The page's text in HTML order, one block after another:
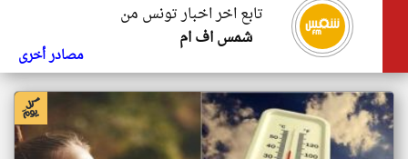
تابع اخر اخبار تونس من
شمس اف ام
مصادر أخرى